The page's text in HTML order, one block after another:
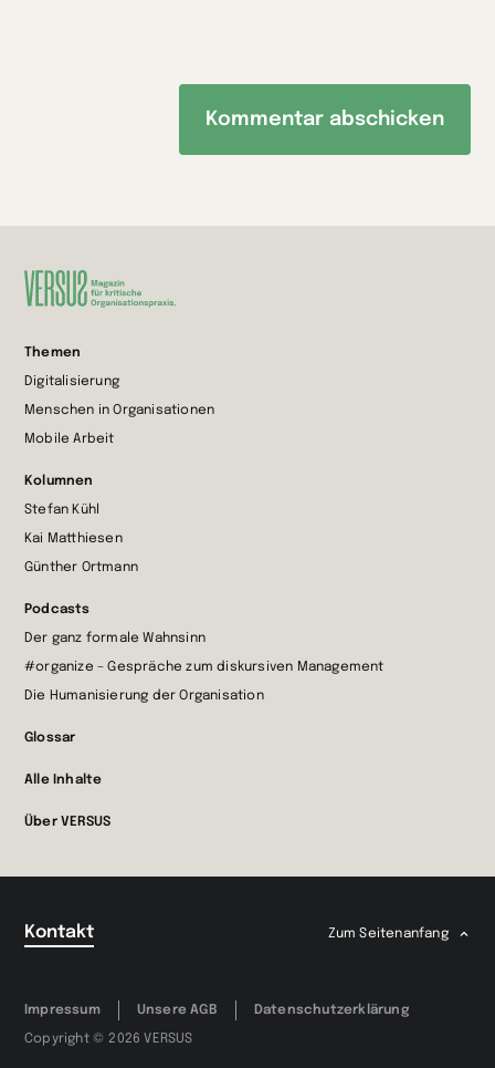
Startseite
wechseln
Themen
Digitalisierung
Menschen in Organisationen
Mobile Arbeit
Kolumnen
Stefan Kühl
Kai Matthiesen
Günther Ortmann
Podcasts
Der ganz formale Wahnsinn
#organize – Gespräche zum diskursiven Management
Die Humanisierung der Organisation
Glossar
Alle Inhalte
Über VERSUS
Kontakt Zum Seitenanfang
Impressum Unsere AGB Datenschutzerklärung
Copyright © 2026 VERSUS